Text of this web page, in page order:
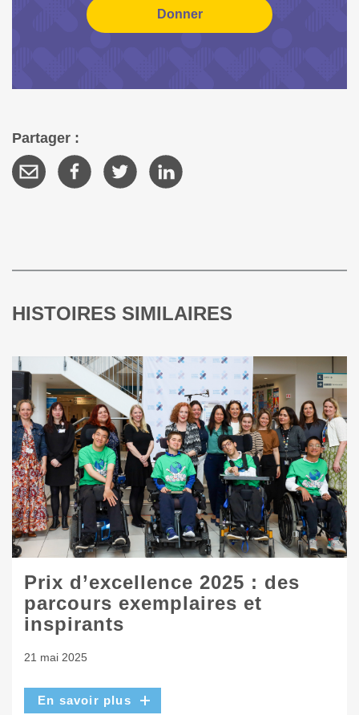
Partager :
HISTOIRES SIMILAIRES
Prix d’excellence 2025 : des
parcours exemplaires et
inspirants
21 mai 2025
En savoir plus